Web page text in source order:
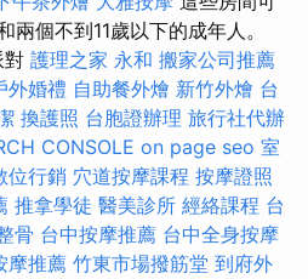
個不到11歲以下的成年人。
護理之家 永和 搬家公司推薦
外婚禮 自助餐外燴 新竹外燴 台
換護照 台胞證辦理 旅行社代辦
CONSOLE on page seo 室
位行銷 穴道按摩課程 按摩證照
推拿學徒 醫美診所 經絡課程 台
骨 台中按摩推薦 台中全身按摩
摩推薦 竹東市場撥筋堂 到府外